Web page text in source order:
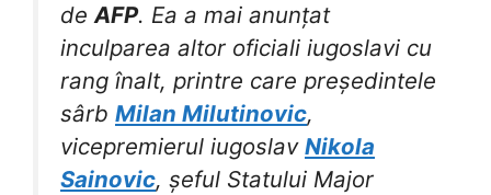
deAFP. Ea a mai anunțat
inculparea altor oficiali iugoslavi cu
rang înalt, printre care președintele
sârb Milan Milutinovic,
vicepremierul iugoslav Nikola
Sainovic, șeful Statului Major